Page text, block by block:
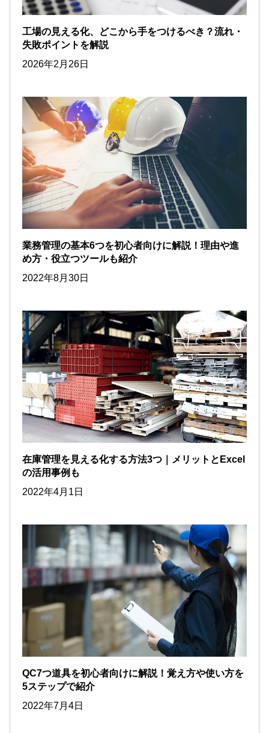
工場の見える化、どこから手をつけるべき？流れ・
失敗ポイントを解説
2026年2月26日
業務管理の基本6つを初心者向けに解説！理由や進
め方・役立つツールも紹介
2022年8月30日
在庫管理を見える化する方法3つ｜メリットとExcel
の活用事例も
2022年4月1日
QC7つ道具を初心者向けに解説！覚え方や使い方を
5ステップで紹介
2022年7月4日